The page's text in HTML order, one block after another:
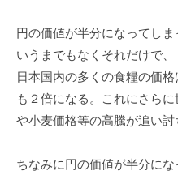
円の価値が半分になってし
いうまでもなくそれだけで、
日本国内の多くの食糧の価
も２倍になる。これにさら
や小麦価格等の高騰が追い討
ちなみに円の価値が半分に